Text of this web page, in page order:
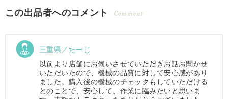
この出品者へのコメント Comment
三重県／たーじ
以前より店舗にお伺いさせていただきお話お聞かせ
いただいたので、機械の品質に対して安心感があり
ました。購入後の機械のチェックもしていただける
とのことで、安心して、作業に臨みたいと思いま